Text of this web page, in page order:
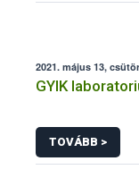
2021. május 13,
GYIK
TOVÁBB >